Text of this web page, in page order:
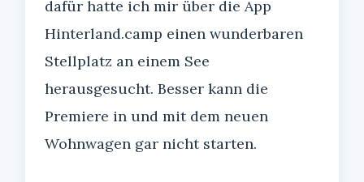
dafür hatte ich mir über die App
Hinterland.camp einen wunderbaren
Stellplatz an einem See
herausgesucht. Besser kann die
Premiere in und mit dem neuen
Wohnwagen gar nicht starten.